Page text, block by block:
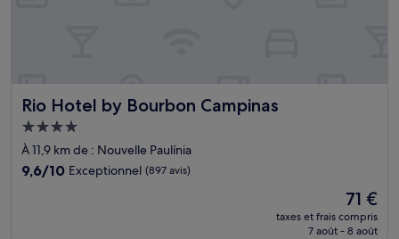
Rio Hotel by Bourbon Campinas
Rio Hotel by Bourbon Campinas
Hébergement
4.0 étoiles
À 11,9 km de : Nouvelle Paulínia
9.6
9,6/10 Exceptionnel (897 avis)
Le
nouveau
prix
71 €
taxes et frais compris
7 août - 8 août